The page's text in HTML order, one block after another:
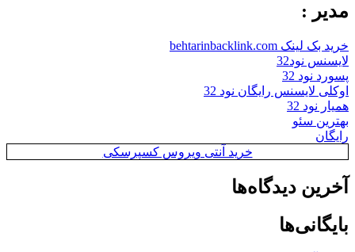
مدیر :
خرید بک لینک behtarinbacklink.com
لایسنس نود32
پسورد نود 32
اوکلی لایسنس رایگان نود 32
همیار نود 32
بهترین سئو
رایگان
خرید آنتی ویروس کسپرسکی
آخرین دیدگاه‌ها
بایگانی‌ها